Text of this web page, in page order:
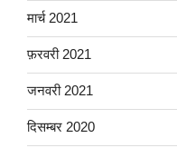
मार्च 2021
फ़रवरी 2021
जनवरी 2021
दिसम्बर 2020